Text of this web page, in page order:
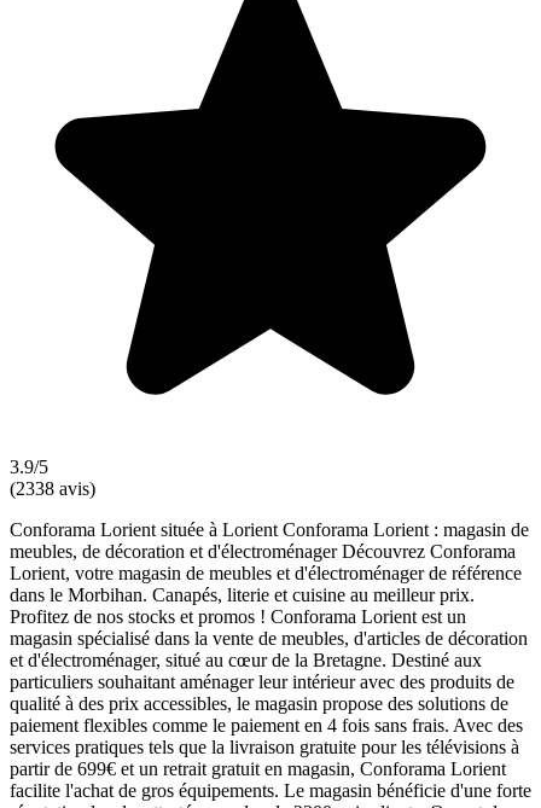
3.9/5
(2338 avis)
Conforama Lorient située à Lorient Conforama Lorient : magasin de
meubles, de décoration et d'électroménager Découvrez Conforama
Lorient, votre magasin de meubles et d'électroménager de référence
dans le Morbihan. Canapés, literie et cuisine au meilleur prix.
Profitez de nos stocks et promos ! Conforama Lorient est un
magasin spécialisé dans la vente de meubles, d'articles de décoration
et d'électroménager, situé au cœur de la Bretagne. Destiné aux
particuliers souhaitant aménager leur intérieur avec des produits de
qualité à des prix accessibles, le magasin propose des solutions de
paiement flexibles comme le paiement en 4 fois sans frais. Avec des
services pratiques tels que la livraison gratuite pour les télévisions à
partir de 699€ et un retrait gratuit en magasin, Conforama Lorient
facilite l'achat de gros équipements. Le magasin bénéficie d'une forte